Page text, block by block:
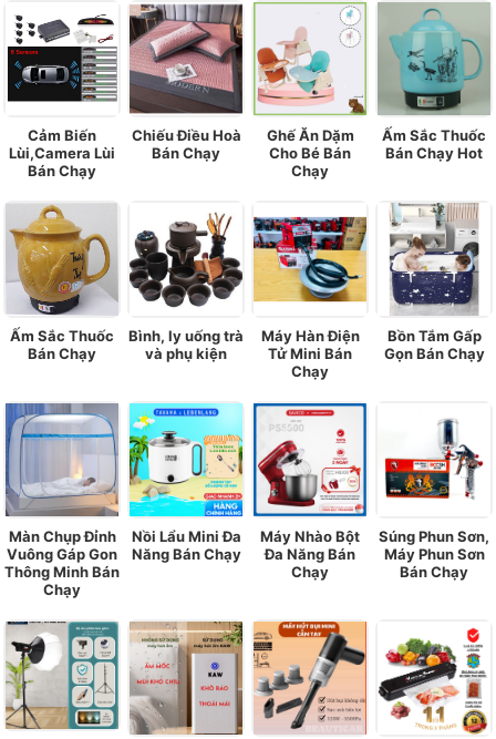
Cảm Biến
Lùi,Camera Lùi
Bán Chạy
Chiếu Điều Hoà
Bán Chạy
Ghế Ăn Dặm
Cho Bé Bán
Chạy
Ấm Sắc Thuốc
Bán Chạy Hot
Ấm Sắc Thuốc
Bán Chạy
Bình, ly uống trà
và phụ kiện
Máy Hàn Điện
Tử Mini Bán
Chạy
Bồn Tắm Gấp
Gọn Bán Chạy
Màn Chụp Đỉnh
Vuông Gáp Gon
Thông Minh Bán
Chạy
Nồi Lẩu Mini Đa
Năng Bán Chạy
Máy Nhào Bột
Đa Năng Bán
Chạy
Súng Phun Sơn,
Máy Phun Sơn
Bán Chạy